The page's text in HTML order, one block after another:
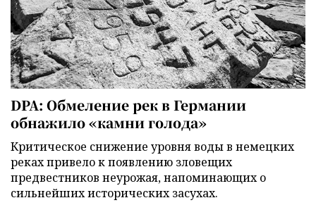
DPA: Обмеление рек в Германии
обнажило «камни голода»
Критическое снижение уровня воды в немецких
реках привело к появлению зловещих
предвестников неурожая, напоминающих о
сильнейших исторических засухах.